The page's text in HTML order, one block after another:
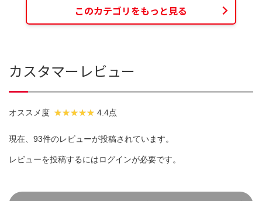
このカテゴリをもっと見る
カスタマーレビュー
オススメ度 4.4点
現在、93件のレビューが投稿されています。
レビューを投稿するにはログインが必要です。